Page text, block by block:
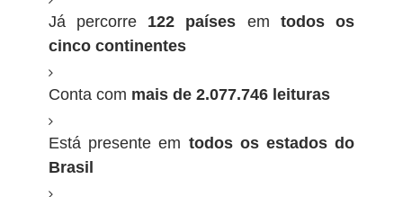
Já percorre 122 países em todos os
cinco continentes
Conta com mais de 2.077.746 leituras
Está presente em todos os estados do
Brasil